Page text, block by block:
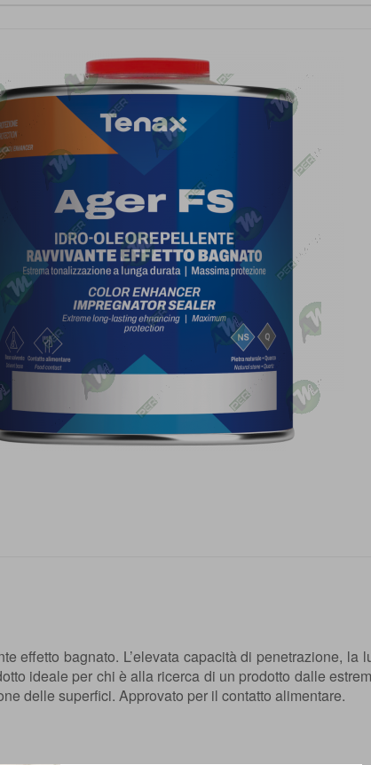
effetto bagnato. L’elevata capacità di penetrazione, la
ideale per chi è alla ricerca di un prodotto dalle
delle superfici. Approvato per il contatto alimentare.